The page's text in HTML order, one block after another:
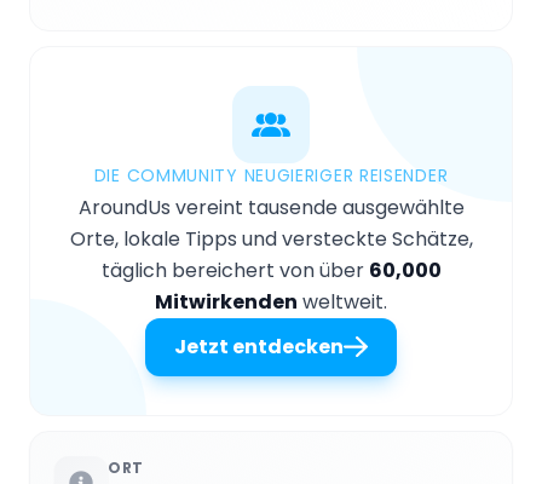
DIE COMMUNITY NEUGIERIGER REISENDER
AroundUs vereint tausende ausgewählte
Orte, lokale Tipps und versteckte Schätze,
täglich bereichert von über 60,000
Mitwirkenden weltweit.
Jetzt entdecken
ORT